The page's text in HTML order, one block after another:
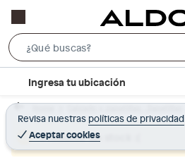
e
r
c
B
c
t
Ingresa tu ubicación
Revisa nuestras políticas de privacidad
Aceptar cookies
Home Calzado y zapatillas - Zapatillas
Producto sin stock :(